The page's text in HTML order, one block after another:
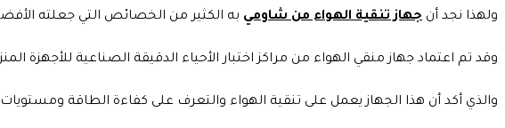
ولهذا نجد أن جهاز تنقية الهواء من شاومي به الكثير من الخصائص التي جعلته
وقد تم اعتماد جهاز منقي الهواء من مراكز اختبار الأحياء الدقيقة الصناعية للأجهزة
والذي أكد أن هذا الجهاز يعمل على تنقية الهواء والتعرف على كفاءة الطاقة